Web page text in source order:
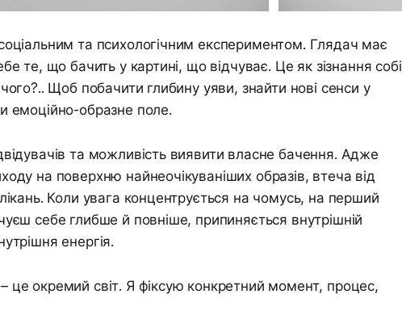
та психологічним експериментом. Глядач має
те, що бачить у картині, що відчуває. Це як зізнання собі
Щоб побачити глибину уяви, знайти нові сенси у
емоційно-образне поле.
та можливість виявити власне бачення. Адже
на поверхню найнеочікуваніших образів, втеча від
Коли увага концентрується на чомусь, на перший
себе глибше й повніше, припиняється внутрішній
енергія.
це окремий світ. Я фіксую конкретний момент, процес,